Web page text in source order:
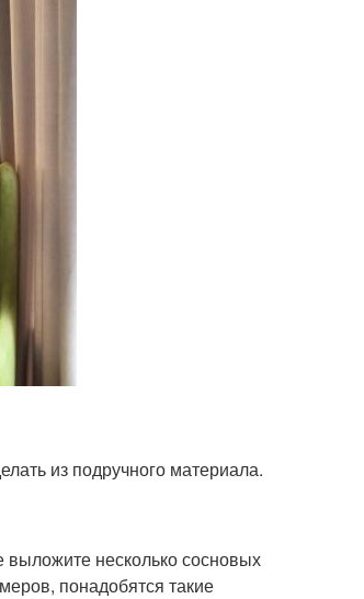
из подручного материала.
несколько сосновых
понадобятся такие